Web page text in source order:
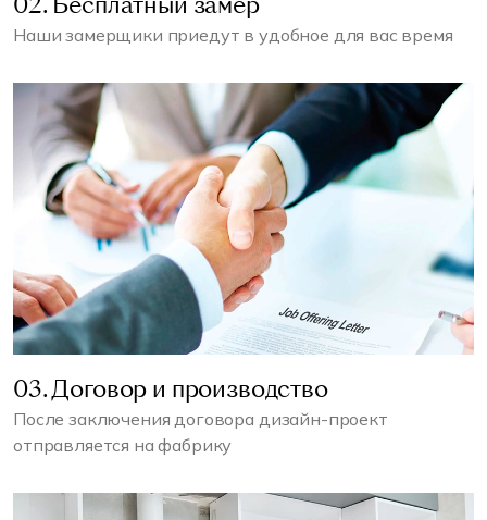
Наши замерщики приедут в удобное для вас время
03. Договор и производство
После заключения договора дизайн-проект
отправляется на фабрику